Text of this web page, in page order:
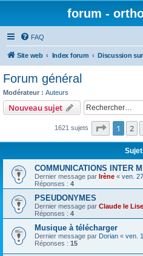
forum -
FAQ
Site web Index forum Discussion
Forum général
Modérateur : Auteurs
Nouveau sujet
1621 sujets Page 1
1 2
COMMUNICATIONS INTER
Dernier message par Irène « ven.
Réponses : 4
PSEUDONYMES
Dernier message par Claude le
Réponses : 4
Musique à télécharger
Dernier message par Dorian « ven.
Réponses : 15